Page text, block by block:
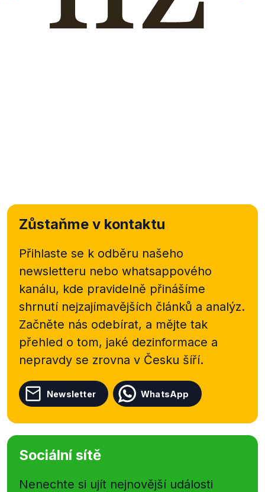
Zůstaňme v kontaktu
Přihlaste se k odběru našeho
newsletteru nebo whatsappového
kanálu, kde pravidelně přinášíme
shrnutí nejzajímavějších článků a analýz.
Začněte nás odebírat, a mějte tak
přehled o tom, jaké dezinformace a
nepravdy se zrovna v Česku šíří.
Newsletter WhatsApp
Sociální sítě
Nenechte si ujít nejnovější události